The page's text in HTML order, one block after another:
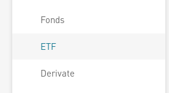
Fonds
ETF
Derivate